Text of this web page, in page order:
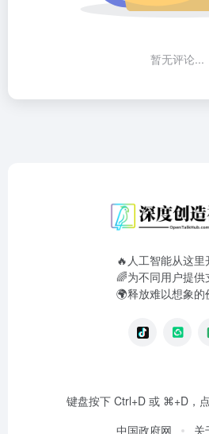
暂无评论...
🔥人工智能从这里
🌈为不同用户提供
🌍释放难以想象的
键盘按下 Ctrl+D 或 ⌘+D，
中国政府网
关